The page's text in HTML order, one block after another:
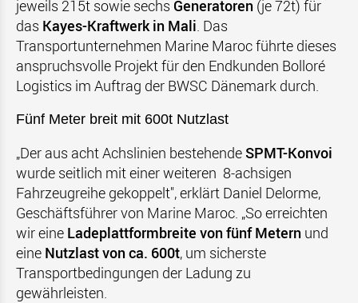
jeweils 215t sowie sechs Generatoren (je 72t) für
das Kayes-Kraftwerk in Mali. Das
Transportunternehmen Marine Maroc führte dieses
anspruchsvolle Projekt für den Endkunden Bolloré
Logistics im Auftrag der BWSC Dänemark durch.
Fünf Meter breit mit 600t Nutzlast
„Der aus acht Achslinien bestehendeSPMT-Konvoi
wurde seitlich mit einer weiteren 8-achsigen
Fahrzeugreihe gekoppelt", erklärt Daniel Delorme,
Geschäftsführer von Marine Maroc. „So erreichten
wir eine Ladeplattformbreite von fünf Metern und
eine Nutzlast von ca. 600t, um sicherste
Transportbedingungen der Ladung zu
gewährleisten.